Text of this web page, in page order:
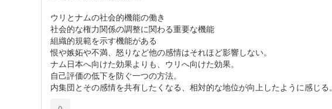
ウリとナムの社会的機能の働き
社会的な権力関係の調整に関わる重要な機能
組織的規範を示す機能がある
恨や嫉妬や不満、怒りなど他の感情はそれほど影響しない。
ナム日本へ向けた効果よりも、ウリへ向けた効果。
自己評価の低下を防ぐ一つの方法。
内集団とその感情を共有したくなる、相対的な地位が向上したように感じる。